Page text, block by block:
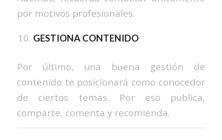
por motivos profesionales.
GESTIONA CONTENIDO
Por último, una buena gestión de
contenido te posicionará como conocedor
de ciertos temas. Por eso publica,
comparte, comenta y recomienda.